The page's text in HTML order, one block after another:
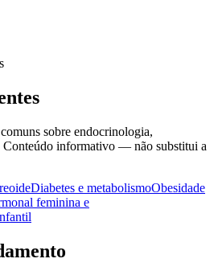
sobre endocrinologia,
Conteúdo informativo — não substitui a
Diabetes e metabolismoObesidade
feminina e